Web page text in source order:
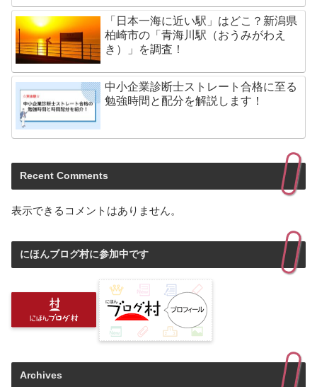
「日本一海に近い駅」はどこ？新潟県
柏崎市の「青海川駅（おうみがわえ
き）」を調査！
中小企業診断士ストレート合格に至る
勉強時間と配分を解説します！
Recent Comments
表示できるコメントはありません。
にほんブログ村に参加中です
Archives